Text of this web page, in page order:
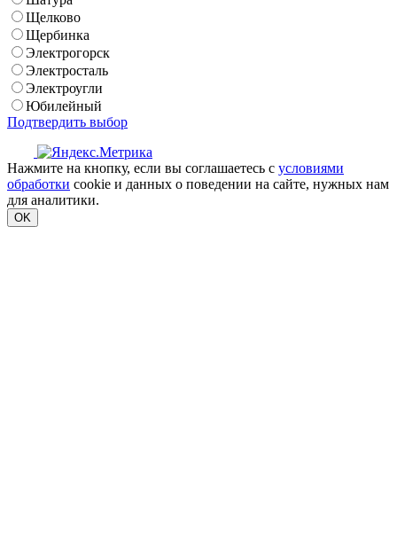
Щелково
Щербинка
Электрогорск
Электросталь
Электроугли
Юбилейный
Подтвердить выбор
Нажмите на кнопку, если вы соглашаетесь с условиями
обработки cookie и данных о поведении на сайте, нужных нам
для аналитики.
OK